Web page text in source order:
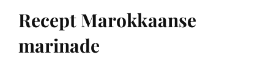
Recept Marokkaanse
marinade